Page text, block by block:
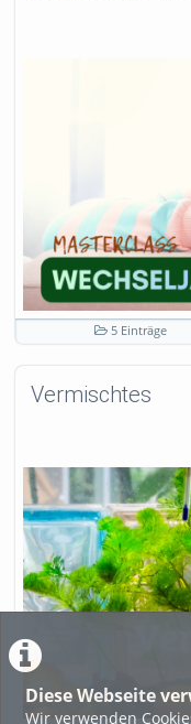
Diese Webseite
Wir verwenden
5 Einträge
Vermischtes